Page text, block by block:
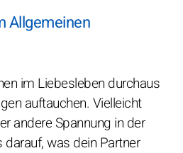
Allgemeinen
im Liebesleben durchaus
auftauchen. Vielleicht
andere Spannung in der
was dein Partner